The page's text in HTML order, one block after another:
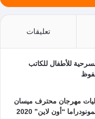
تعليقات
للأطفال للكاتب
مهرجان محترف ميسان
المسرحي الدولي للمونودراما “أون لاين” 2020